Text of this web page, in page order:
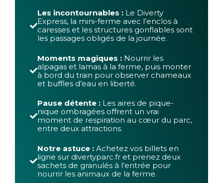
Les incontournables : Le Diverty
Express, la mini-ferme avec l’enclos à
caresses et les structures gonflables sont
les passages obligés de la journée.
Moments magiques : Nourrir les
alpagas et lamas à la ferme, puis monter
à bord du train pour observer chameaux
et buffles d’eau en liberté.
Pause détente : Les aires de pique-
nique ombragées offrent un vrai
moment de respiration au cœur du parc,
entre deux attractions.
Notre astuce : Achetez vos billets en
ligne sur divertyparc.fr et prenez deux
sachets de granulés à l’entrée pour
nourrir les animaux de la ferme.